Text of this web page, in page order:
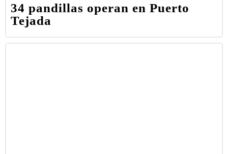
34 pandillas operan en Puerto
Tejada